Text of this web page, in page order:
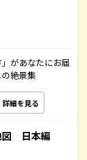
があなたにお届
絶景集
詳細を見る
図 日本編